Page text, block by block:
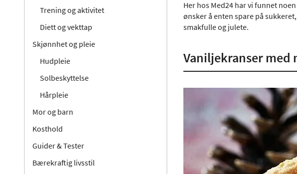
Trening og aktivitet
Diett og vekttap
Skjønnhet og pleie
Hudpleie
Solbeskyttelse
Hårpleie
Mor og barn
Kosthold
Guider & Tester
Bærekraftig livsstil
Her hos Med24 har vi funnet
ønsker å enten spare på
smakfulle og julete.
Vaniljekranser med